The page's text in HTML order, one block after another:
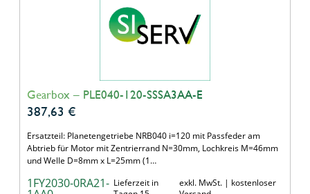
Gearbox – PLE040-120-SSSA3AA-E
387,63 €
Ersatzteil: Planetengetriebe NRB040 i=120 mit Passfeder am
Abtrieb für Motor mit Zentrierrand N=30mm, Lochkreis M=46mm
und Welle D=8mm x L=25mm (1…
1FY2030-0RA21- Lieferzeit in
exkl. MwSt. | kostenloser